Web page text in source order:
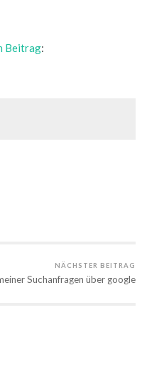
Beitrag:
NÄCHSTER BEITRAG
Suchanfragen über google